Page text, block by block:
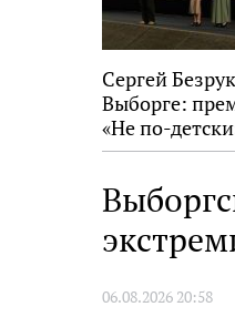
Сергей
Выборге:
«Не по-
06.08.2026 20:58